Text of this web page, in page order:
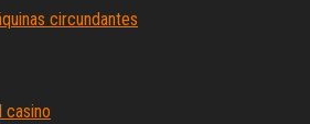
circundantes
casino